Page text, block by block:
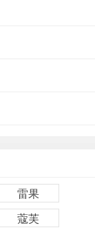
的售前、售
雷果
蔻芙